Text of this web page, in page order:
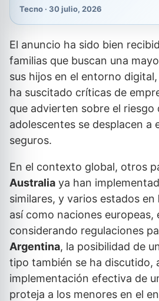
Tecno · 30 julio, 2026
El anuncio ha sido bien
familias que buscan una
sus hijos en el entorno
ha suscitado críticas de
que advierten sobre el riesgo
adolescentes se desplacen a
seguros.
En el contexto global, otros
Australia ya han
similares, y varios estados en
así como naciones europeas,
considerando regulaciones
Argentina, la posibilidad de
tipo también se ha discutido,
implementación efectiva de
proteja a los menores en el